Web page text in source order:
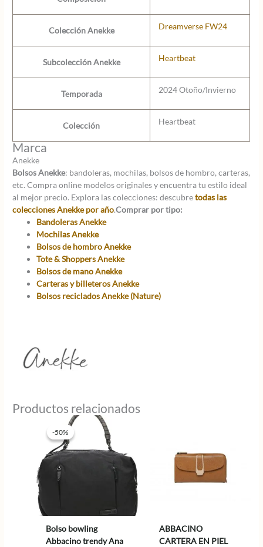
Colección Anekke Dreamverse FW24
Subcolección Anekke Heartbeat
Temporada 2024 Otoño/Invierno
Colección Heartbeat
Marca
Anekke
Bolsos Anekke: bandoleras, mochilas, bolsos de hombro, carteras,
etc. Compra online modelos originales y encuentra tu estilo ideal
al mejor precio. Explora las colecciones: descubretodas las
colecciones Anekke por año.Comprar por tipo:
Bandoleras Anekke
Mochilas Anekke
Bolsos de hombro Anekke
Tote & Shoppers Anekke
Bolsos de mano Anekke
Carteras y billeteros Anekke
Bolsos reciclados Anekke (Nature)
Productos relacionados
-50%
-50%
Bolso bowling
Abbacino trendy Ana
ABBACINO
CARTERA EN PIEL